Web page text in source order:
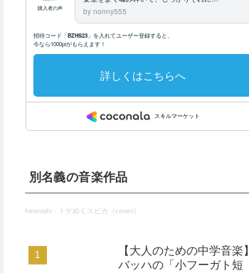
別名義の音楽作品
hironishi· トゲめくスピカ（cover）
【大人のための中学音楽】
バッハの「小フーガト短